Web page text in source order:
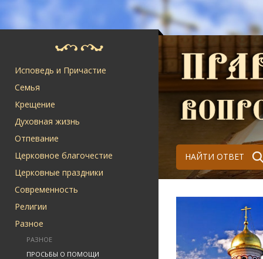
Исповедь и Причастие
Семья
Крещение
Духовная жизнь
Отпевание
Церковное благочестие
Церковные праздники
Современность
Религии
Разное
РАЗНОЕ
ПРОСЬБЫ О ПОМОЩИ
НАЙТИ ОТВЕТ